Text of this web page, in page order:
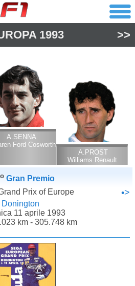
1993 >>
A.SENNA
Ford Cosworth
A.PROST
Williams Renault
o Gran Premio
Prix of Europe •>
Donington
11 aprile 1993
km - 305.748 km